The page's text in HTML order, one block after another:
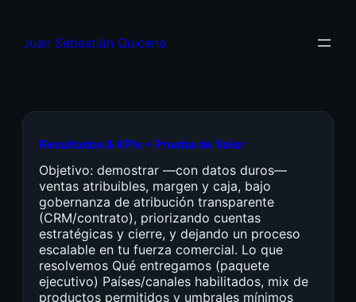
Juan Sebastián Quiceno
Resultados & KPIs + Prueba de Valor
Objetivo: demostrar —con datos duros—
ventas atribuibles, margen y caja, bajo
gobernanza de atribución transparente
(CRM/contrato), priorizando cuentas
estratégicas y cierre, y dejando un proceso
escalable en tu fuerza comercial. Lo que
resolvemos Qué entregamos (paquete
ejecutivo) Países/canales habilitados, mix de
productos permitidos y umbrales mínimos